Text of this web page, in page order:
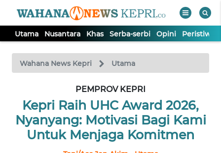
Utama Nusantara Khas Serba-serbi Opini Peristiwa
Wahana News Kepri Utama
PEMPROV KEPRI
Kepri Raih UHC Award 2026,
Nyanyang: Motivasi Bagi Kami
Untuk Menjaga Komitmen
TV
Tutup
NUSANTARA